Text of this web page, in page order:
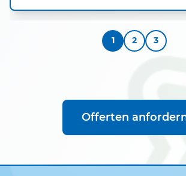
1 2 3
Offerten